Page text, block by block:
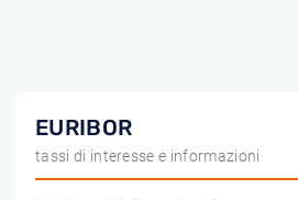
EURIBOR
tassi di interesse e informazioni